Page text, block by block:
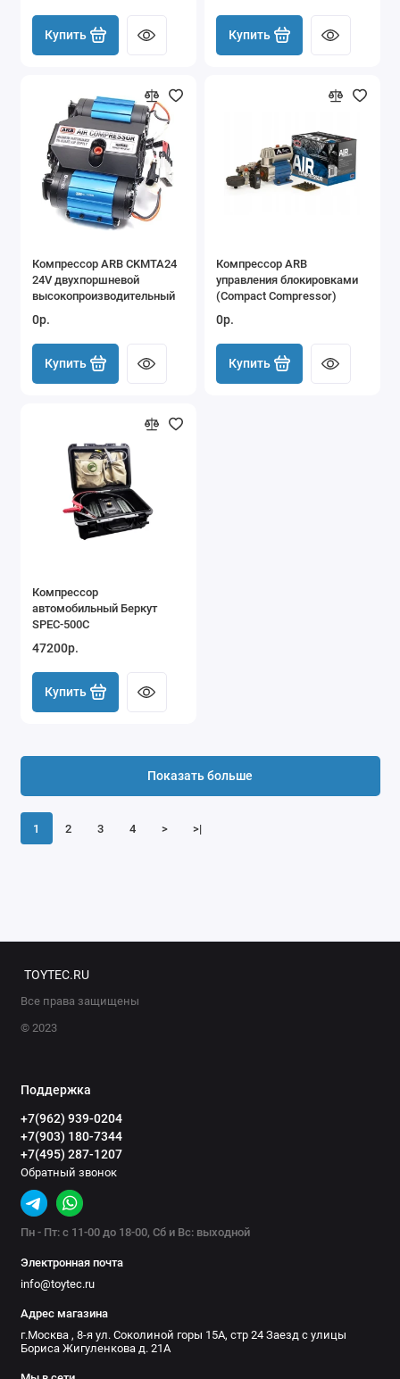
Купить Купить
Компрессор ARB CKMTA24
24V двухпоршневой
высокопроизводительный
0р.
Купить
Компрессор ARB
управления блокировками
(Compact Compressor)
0р.
Купить
Компрессор
автомобильный Беркут
SPEC-500C
47200р.
Купить
1 2 3 4 > >|
Показать больше
TOYTEC.RU
Все права защищены
© 2023
Поддержка
+7(962) 939-0204
+7(903) 180-7344
+7(495) 287-1207
Обратный звонок
Пн - Пт: с 11-00 до 18-00, Сб и Вс: выходной
Электронная почта
info@toytec.ru
Адрес магазина
г.Москва , 8-я ул. Соколиной горы 15А, стр 24 Заезд с улицы
Бориса Жигуленкова д. 21А